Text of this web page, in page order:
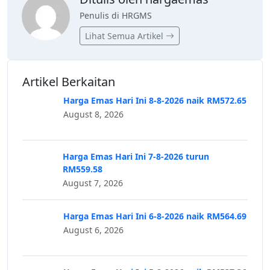
Penulis di HRGMS
Lihat Semua Artikel
Artikel Berkaitan
Harga Emas Hari Ini 8-8-2026 naik RM572.65
August 8, 2026
Harga Emas Hari Ini 7-8-2026 turun
RM559.58
August 7, 2026
Harga Emas Hari Ini 6-8-2026 naik RM564.69
August 6, 2026